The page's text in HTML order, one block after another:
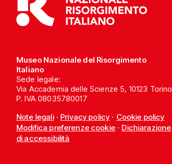
Museo Nazionale del Risorgimento
Italiano
Sede legale:
Via Accademia delle Scienze 5, 10123 Torino
P. IVA 08035780017
Note legali· Privacy policy · Cookie policy
Modifica preferenze cookie· Dichiarazione
di accessibilità